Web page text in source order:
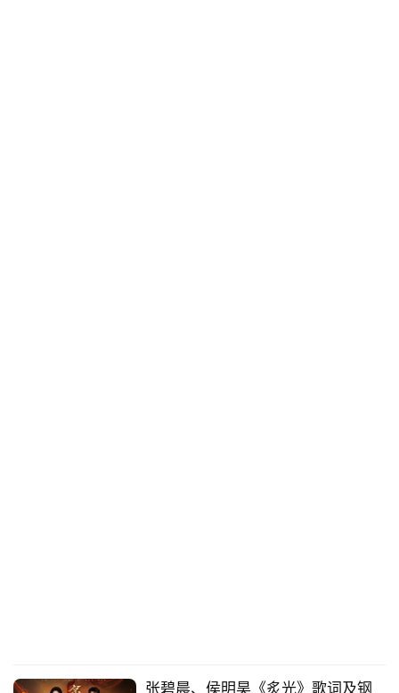
张碧晨、侯明昊《炙光》歌词及钢